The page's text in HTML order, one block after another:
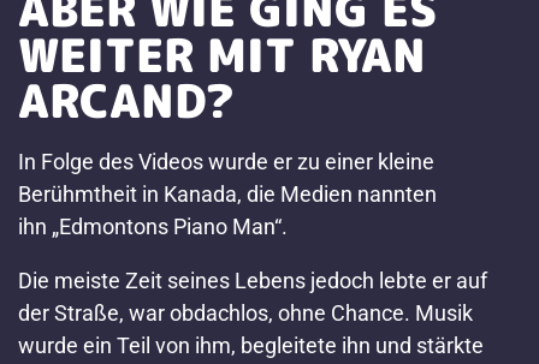
WEITER MIT RYAN
ARCAND?
In Folge des Videos wurde er zu einer kleine
Berühmtheit in Kanada, die Medien nannten
ihn „Edmontons Piano Man“.
Die meiste Zeit seines Lebens jedoch lebte er auf
der Straße, war obdachlos, ohne Chance. Musik
wurde ein Teil von ihm, begleitete ihn und stärkte